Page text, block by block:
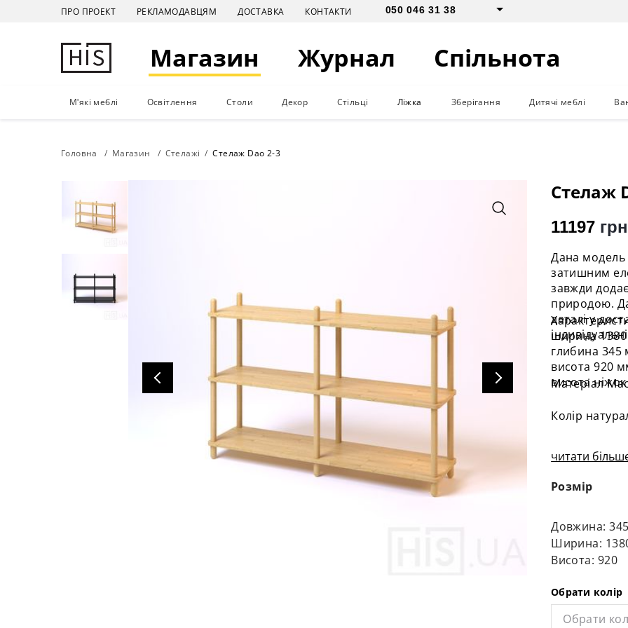
ПРО ПРОЕКТ РЕКЛАМОДАВЦЯМ ДОСТАВКА КОНТАКТИ 050 046 31 38
Магазин Журнал Спільнота
М'які меблі Освітлення Столи Декор Стільці Ліжка Зберігання Дитячі меблі
Головна Магазин Стелажі Стелаж Dao 2-3
Стелаж
11197
Дана модель
затишним
завжди
природою.
деталі у
ширина
глибина 345
висота 920
висота
Матеріал
Колір
читати
Розмір
Довжина: 345
Ширина:
Висота: 920
Обрати колір
Обрати